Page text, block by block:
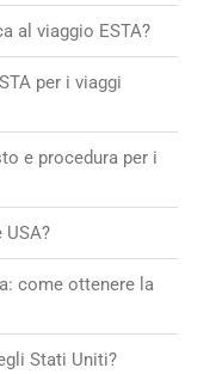
al viaggio ESTA?
per i viaggi
e procedura per i
come ottenere la
Stati Uniti?